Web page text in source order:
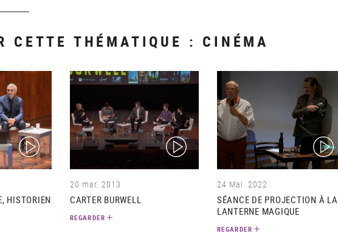
CETTE THÉMATIQUE : CINÉMA
(video)
HISTORIEN
(video)
20 mar. 2013
CARTER BURWELL
REGARDER
(video)
24 Mai. 2022
SÉANCE DE PROJECTION À LA
LANTERNE MAGIQUE
REGARDER